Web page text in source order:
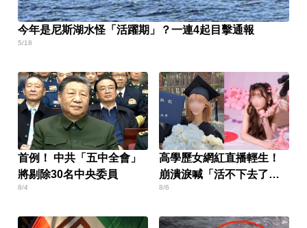
今年是尼斯湖水怪「活躍期」？一連4起目擊通報
5/18
首例！ 中共「五中全會」
將剔除30名中央委員
8/4
高學歷女網紅直播輕生！
崩潰淚喊「活不下去了」
仍遭網暴
8/6